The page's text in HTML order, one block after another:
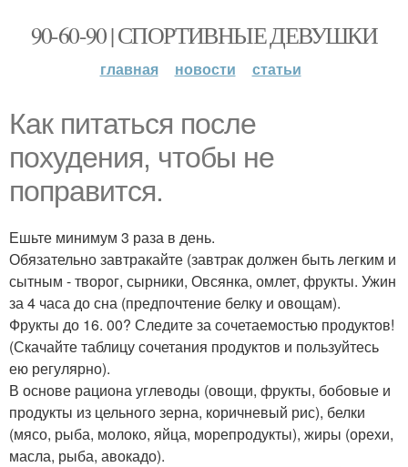
90-60-90 | СПОРТИВНЫЕ ДЕВУШКИ
главная новости статьи
Как питаться после
похудения, чтобы не
поправится.
Ешьте минимум 3 раза в день.
Обязательно завтракайте (завтрак должен быть легким и
сытным - творог, сырники, Овсянка, омлет, фрукты. Ужин
за 4 часа до сна (предпочтение белку и овощам).
Фрукты до 16. 00? Следите за сочетаемостью продуктов!
(Скачайте таблицу сочетания продуктов и пользуйтесь
ею регулярно).
В основе рациона углеводы (овощи, фрукты, бобовые и
продукты из цельного зерна, коричневый рис), белки
(мясо, рыба, молоко, яйца, морепродукты), жиры (орехи,
масла, рыба, авокадо).